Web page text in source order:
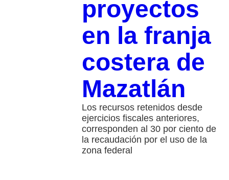
proyectos
en la franja
costera de
Mazatlán
​Los recursos retenidos desde
ejercicios fiscales anteriores,
corresponden al 30 por ciento de
la recaudación por el uso de la
zona federal